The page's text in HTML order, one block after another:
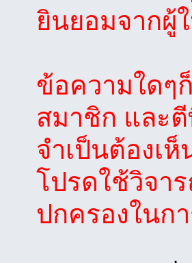
ยินยอมจากผู้
ข้อความใดๆ
สมาชิก และ
จำเป็นต้องเ
โปรดใช้วิจา
ปกครองในก